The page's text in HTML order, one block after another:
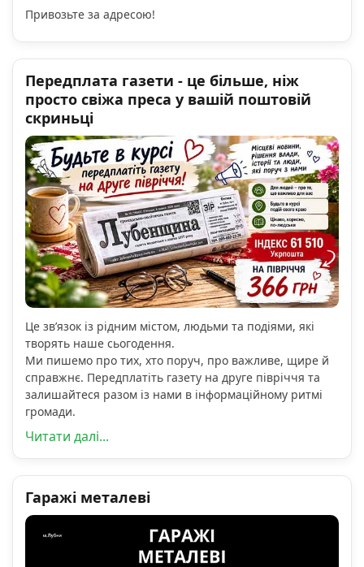
Привозьте за адресою!
Передплата газети - це більше, ніж
просто свіжа преса у вашій поштовій
скриньці
Це зв’язок із рідним містом, людьми та подіями, які
творять наше сьогодення.
Ми пишемо про тих, хто поруч, про важливе, щире й
справжнє. Передплатіть газету на друге півріччя та
залишайтеся разом із нами в інформаційному ритмі
громади.
Читати далі...
Гаражі металеві